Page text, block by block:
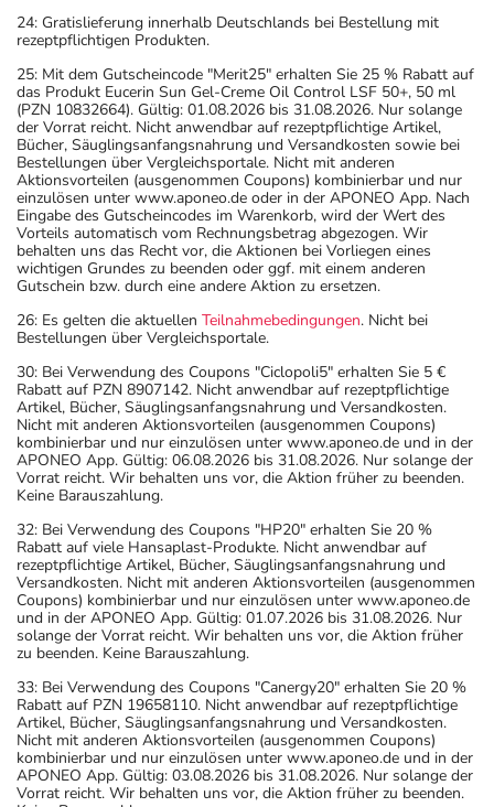
24: Gratislieferung innerhalb Deutschlands bei Bestellung mit
rezeptpflichtigen Produkten.
25: Mit dem Gutscheincode "Merit25" erhalten Sie 25 % Rabatt auf
das Produkt Eucerin Sun Gel-Creme Oil Control LSF 50+, 50 ml
(PZN 10832664). Gültig: 01.08.2026 bis 31.08.2026. Nur solange
der Vorrat reicht. Nicht anwendbar auf rezeptpflichtige Artikel,
Bücher, Säuglingsanfangsnahrung und Versandkosten sowie bei
Bestellungen über Vergleichsportale. Nicht mit anderen
Aktionsvorteilen (ausgenommen Coupons) kombinierbar und nur
einzulösen unter www.aponeo.de oder in der APONEO App. Nach
Eingabe des Gutscheincodes im Warenkorb, wird der Wert des
Vorteils automatisch vom Rechnungsbetrag abgezogen. Wir
behalten uns das Recht vor, die Aktionen bei Vorliegen eines
wichtigen Grundes zu beenden oder ggf. mit einem anderen
Gutschein bzw. durch eine andere Aktion zu ersetzen.
26: Es gelten die aktuellen Teilnahmebedingungen. Nicht bei
Bestellungen über Vergleichsportale.
30: Bei Verwendung des Coupons "Ciclopoli5" erhalten Sie 5 €
Rabatt auf PZN 8907142. Nicht anwendbar auf rezeptpflichtige
Artikel, Bücher, Säuglingsanfangsnahrung und Versandkosten.
Nicht mit anderen Aktionsvorteilen (ausgenommen Coupons)
kombinierbar und nur einzulösen unter www.aponeo.de und in der
APONEO App. Gültig: 06.08.2026 bis 31.08.2026. Nur solange der
Vorrat reicht. Wir behalten uns vor, die Aktion früher zu beenden.
Keine Barauszahlung.
32: Bei Verwendung des Coupons "HP20" erhalten Sie 20 %
Rabatt auf viele Hansaplast-Produkte. Nicht anwendbar auf
rezeptpflichtige Artikel, Bücher, Säuglingsanfangsnahrung und
Versandkosten. Nicht mit anderen Aktionsvorteilen (ausgenommen
Coupons) kombinierbar und nur einzulösen unter www.aponeo.de
und in der APONEO App. Gültig: 01.07.2026 bis 31.08.2026. Nur
solange der Vorrat reicht. Wir behalten uns vor, die Aktion früher
zu beenden. Keine Barauszahlung.
33: Bei Verwendung des Coupons "Canergy20" erhalten Sie 20 %
Rabatt auf PZN 19658110. Nicht anwendbar auf rezeptpflichtige
Artikel, Bücher, Säuglingsanfangsnahrung und Versandkosten.
Nicht mit anderen Aktionsvorteilen (ausgenommen Coupons)
kombinierbar und nur einzulösen unter www.aponeo.de und in der
APONEO App. Gültig: 03.08.2026 bis 31.08.2026. Nur solange der
Vorrat reicht. Wir behalten uns vor, die Aktion früher zu beenden.